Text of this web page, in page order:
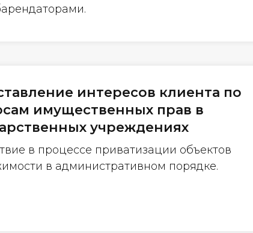
интересов клиента по
имущественных прав в
учреждениях
в процессе приватизации объектов
в административном порядке.